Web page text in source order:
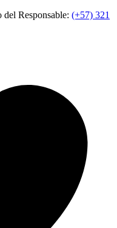
del Responsable: (+57) 321